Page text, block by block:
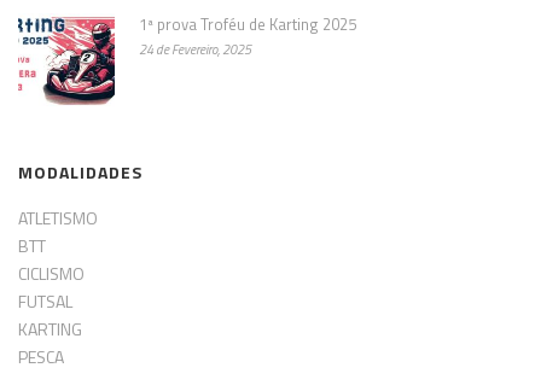
1ª prova Troféu de Karting 2025
24 de Fevereiro, 2025
MODALIDADES
ATLETISMO
BTT
CICLISMO
FUTSAL
KARTING
PESCA